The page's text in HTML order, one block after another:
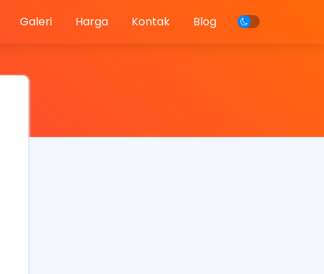
Galeri Harga Kontak Blog